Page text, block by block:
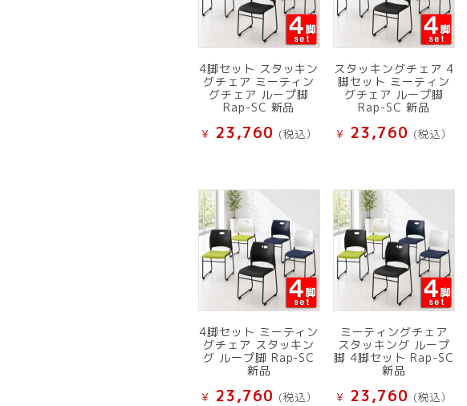
4脚セット スタッキン
グチェア ミーティン
グチェア ループ脚
Rap-SC 新品
¥ 23,760 (税込）
スタッキングチェア 4
脚セット ミーティン
グチェア ループ脚
Rap-SC 新品
¥ 23,760 (税込）
4脚セット ミーティン
グチェア スタッキン
グ ループ脚 Rap-SC
新品
¥ 23,760 (税込）
ミーティングチェア
スタッキング ループ
脚 4脚セット Rap-SC
新品
¥ 23,760 (税込）